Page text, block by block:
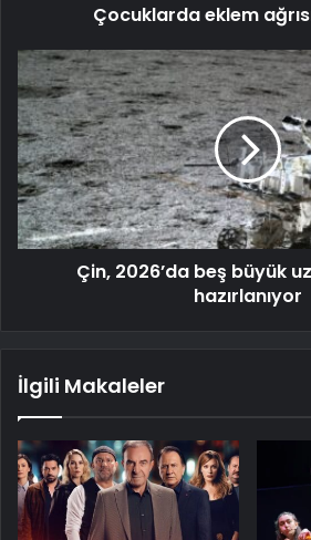
Çocuklarda eklem
Çin, 2026’da beş büyük
hazırlanıyor
İlgili Makaleler